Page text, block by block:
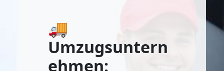
🚚
Umzugsuntern
ehmen: